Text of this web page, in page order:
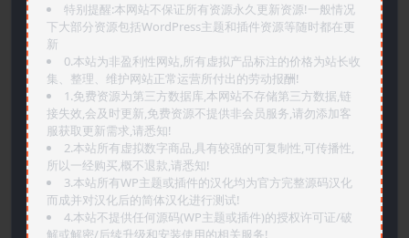
特别提醒:本网站不保证所有资源永久更新资源!一般情况
下大部分资源包括WordPress主题和插件资源等随时都在更
新
0.本站为非盈利性网站,所有虚拟产品标注的价格为站长收
集、整理、维护网站正常运营所付出的劳动报酬!
1.免费资源为第三方数据库,本网站不存储第三方数据,链
接失效,会及时更新,免费资源不提供非会员服务,请勿添加客
服获取更新需求,请悉知!
2.本站所有虚拟数字商品,具有较强的可复制性,可传播性,
所以一经购买,概不退款,请悉知!
3.本站所有WP主题或插件的汉化均为官方完整源码汉化
而成并对汉化后的简体汉化进行测试!
4.本站不提供任何源码(WP主题或插件)的授权许可证/破
解或解密/后续升级和安装使用的相关服务!